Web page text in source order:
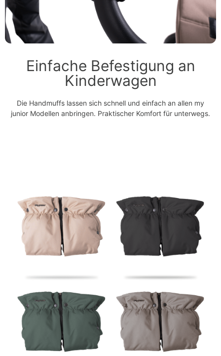
Einfache Befestigung an
Kinderwagen
Die Handmuffs lassen sich schnell und einfach an allen my
junior️ Modellen anbringen. Praktischer Komfort für unterwegs.